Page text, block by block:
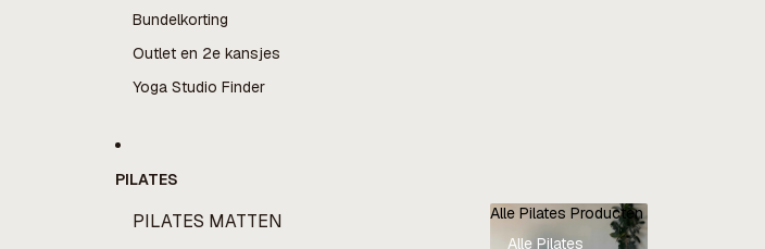
Bundelkorting
Outlet en 2e kansjes
Yoga Studio Finder
PILATES
PILATES MATTEN
Alle Pilates Producten
Alle Pilates